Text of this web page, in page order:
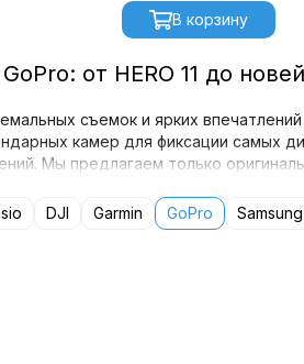
В корзину
от HERO 11 до
съемок и ярких
камер для фиксации самых
Мы предлагаем только
GoPro: от проверенных
DJI Garmin GoPro Samsung